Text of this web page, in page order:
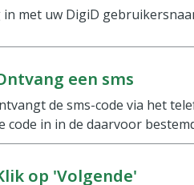
in met uw DigiD
een sms
de sms-code via het
code in in de daarvoor
op 'Volgende'